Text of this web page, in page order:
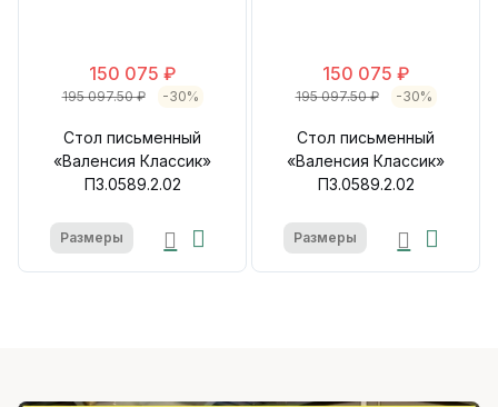
150 075 ₽
195 097.50 ₽ -30%
Стол письменный
«Валенсия Классик»
П3.0589.2.02
Размеры
150 075 ₽
195 097.50 ₽ -30%
Стол письменный
«Валенсия Классик»
П3.0589.2.02
Размеры